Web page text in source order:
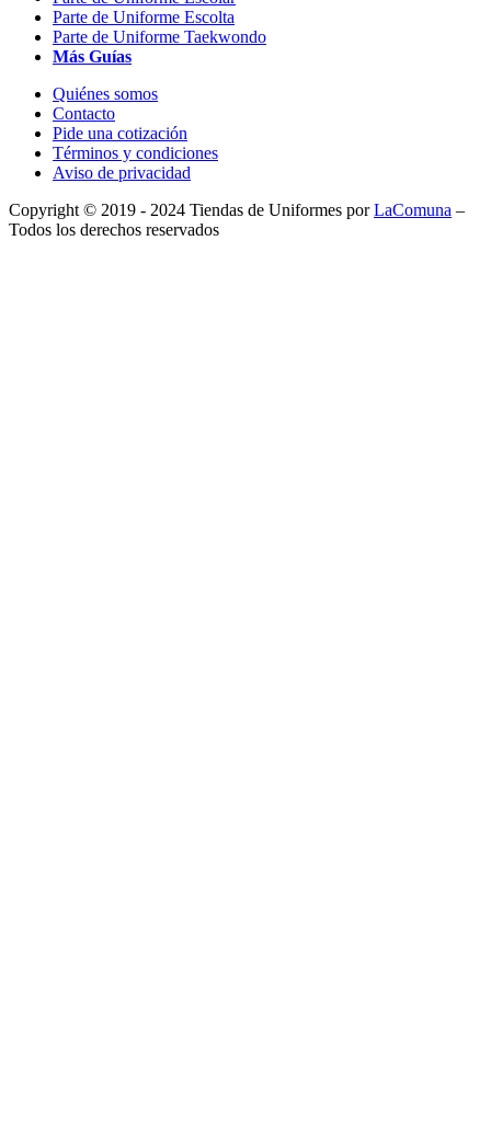
Parte de Uniforme Escolta
Parte de Uniforme Taekwondo
Más Guías
Quiénes somos
Contacto
Pide una cotización
Términos y condiciones
Aviso de privacidad
Copyright © 2019 - 2024 Tiendas de Uniformes porLaComuna –
Todos los derechos reservados